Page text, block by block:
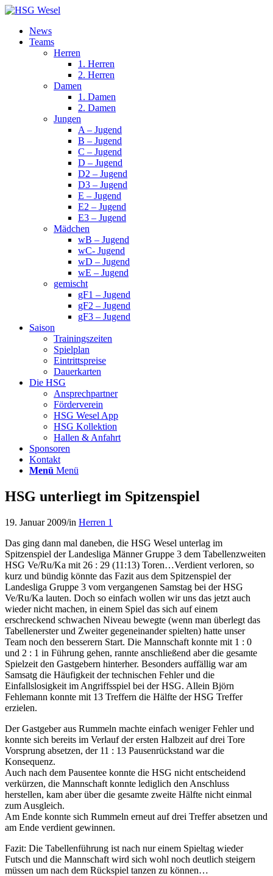
News
Teams
Herren
1. Herren
2. Herren
Damen
1. Damen
2. Damen
Jungen
A – Jugend
B – Jugend
C – Jugend
D – Jugend
D2 – Jugend
D3 – Jugend
E – Jugend
E2 – Jugend
E3 – Jugend
Mädchen
wB – Jugend
wC- Jugend
wD – Jugend
wE – Jugend
gemischt
gF1 – Jugend
gF2 – Jugend
gF3 – Jugend
Saison
Trainingszeiten
Spielplan
Eintrittspreise
Dauerkarten
Die HSG
Ansprechpartner
Förderverein
HSG Wesel App
HSG Kollektion
Hallen & Anfahrt
Sponsoren
Kontakt
Menü Menü
HSG unterliegt im Spitzenspiel
19. Januar 2009/in Herren 1
Das ging dann mal daneben, die HSG Wesel unterlag im
Spitzenspiel der Landesliga Männer Gruppe 3 dem Tabellenzweiten
HSG Ve/Ru/Ka mit 26 : 29 (11:13) Toren…Verdient verloren, so
kurz und bündig könnte das Fazit aus dem Spitzenspiel der
Landesliga Gruppe 3 vom vergangenen Samstag bei der HSG
Ve/Ru/Ka lauten. Doch so einfach wollen wir uns das jetzt auch
wieder nicht machen, in einem Spiel das sich auf einem
erschreckend schwachen Niveau bewegte (wenn man überlegt das
Tabellenerster und Zweiter gegeneinander spielten) hatte unser
Team noch den besserern Start. Die Mannschaft konnte mit 1 : 0
und 2 : 1 in Führung gehen, rannte anschließend aber die gesamte
Spielzeit den Gastgebern hinterher. Besonders auffällig war am
Samsatg die Häufigkeit der technischen Fehler und die
Einfallslosigkeit im Angriffsspiel bei der HSG. Allein Björn
Fehlemann konnte mit 13 Treffern die Hälfte der HSG Treffer
erzielen.
Der Gastgeber aus Rummeln machte einfach weniger Fehler und
konnte sich bereits im Verlauf der ersten Halbzeit auf drei Tore
Vorsprung absetzen, der 11 : 13 Pausenrückstand war die
Konsequenz.
Auch nach dem Pausentee konnte die HSG nicht entscheidend
verkürzen, die Mannschaft konnte lediglich den Anschluss
herstellen, kam aber über die gesamte zweite Hälfte nicht einmal
zum Ausgleich.
Am Ende konnte sich Rummeln erneut auf drei Treffer absetzen und
am Ende verdient gewinnen.
Fazit: Die Tabellenführung ist nach nur einem Spieltag wieder
Futsch und die Mannschaft wird sich wohl noch deutlich steigern
müssen um nach dem Rückspiel tanzen zu können…